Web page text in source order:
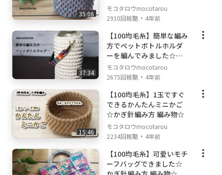
35:06
☆
モコタロウmocotarou
2910回視聴 ・ 4年前
37:34
【100均毛糸】簡単な編み
方でペットボトルホルダ
ーを編んでみました☆か
ぎ針編み方 編み物☆
モコタロウmocotarou
2675回視聴 ・ 4年前
15:46
【100均毛糸】1玉ですぐ
できるかんたんミニかご
☆かぎ針編み方 編み物☆
モコタロウmocotarou
2234回視聴 ・ 4年前
【100均毛糸】可愛いモチ
ーフバッグできました☆